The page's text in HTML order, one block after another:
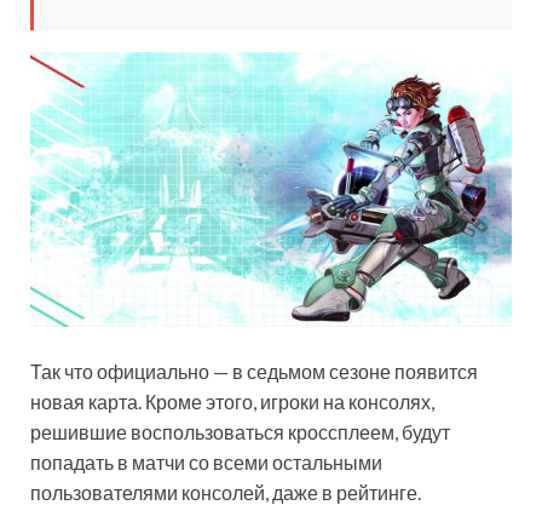
Так что официально — в седьмом сезоне появится
новая карта. Кроме этого, игроки на консолях,
решившие воспользоваться кроссплеем, будут
попадать в матчи со всеми остальными
пользователями консолей, даже в рейтинге.